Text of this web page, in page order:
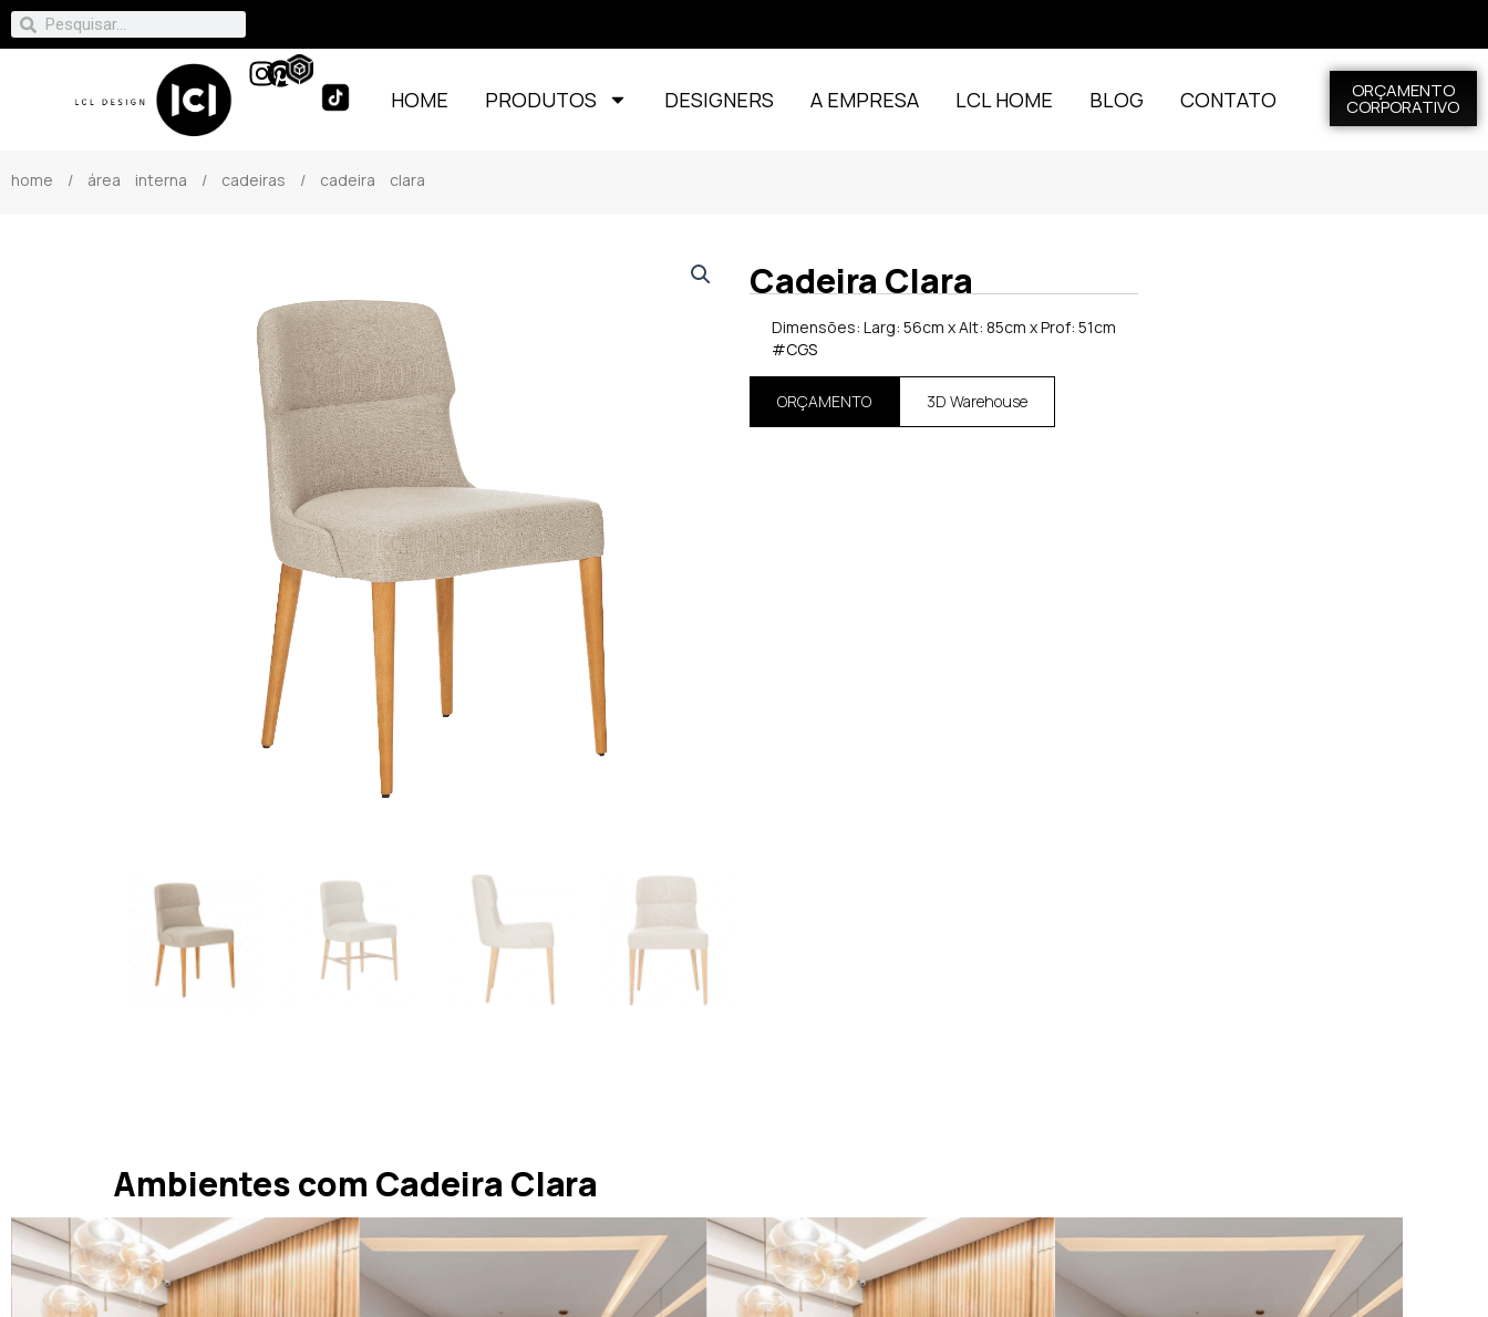
HOME PRODUTOS DESIGNERS A EMPRESA LCL HOME BLOG CONTATO ORÇAMENTO
CORPORATIVO
home / área interna / cadeiras / cadeira clara
Cadeira Clara
Dimensões: Larg: 56cm x Alt: 85cm x Prof: 51cm
#CGS
ORÇAMENTO 3D Warehouse
Ambientes com Cadeira Clara